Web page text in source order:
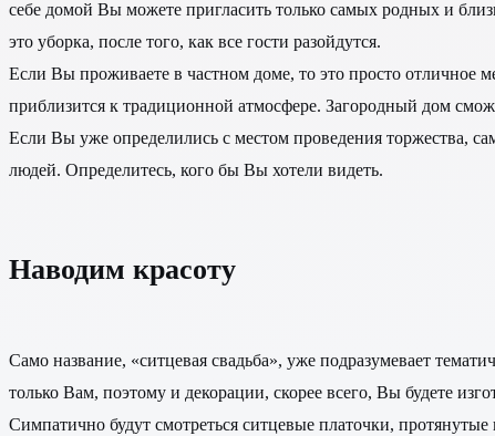
себе домой Вы можете пригласить только самых родных и
это уборка, после того, как все гости разойдутся.
Если Вы проживаете в частном доме, то это просто отличное
приблизится к традиционной атмосфере. Загородный дом
Если Вы уже определились с местом проведения торжества,
людей. Определитесь, кого бы Вы хотели видеть.
Наводим красоту
Само название, «ситцевая свадьба», уже подразумевает
только Вам, поэтому и декорации, скорее всего, Вы будете
Симпатично будут смотреться ситцевые платочки,